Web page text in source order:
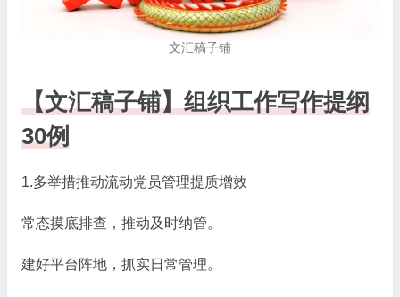
文汇稿子铺
【文汇稿子铺】组织工作写作提纲
30例
1.多举措推动流动党员管理提质增效
常态摸底排查，推动及时纳管。
建好平台阵地，抓实日常管理。